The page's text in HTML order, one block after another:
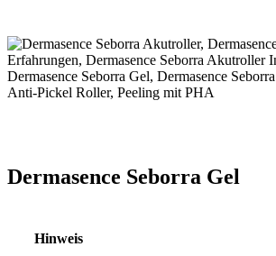
Dermasence Seborra Gel
Hinweis